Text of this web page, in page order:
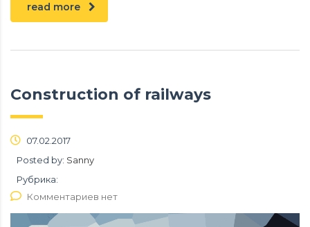
read more
Construction of railways
07.02.2017
Posted by: Sanny
Рубрика:
Комментариев нет